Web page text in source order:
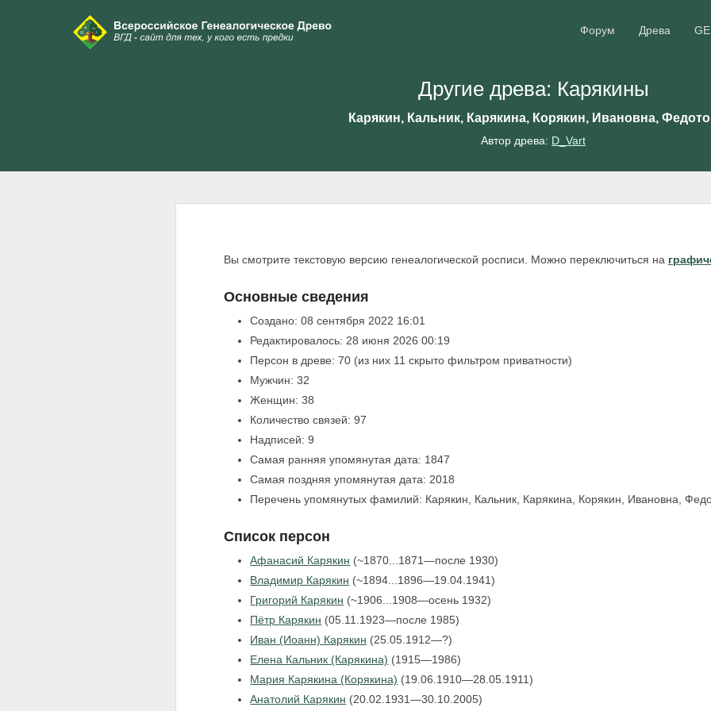
Форум Древа
Другие древа: Карякины
Карякин, Кальник, Карякина, Корякин, Ивановна,
Автор древа: D_Vart
Вы смотрите текстовую версию генеалогической росписи. Можно переключиться на
Основные сведения
Создано: 08 сентября 2022 16:01
Редактировалось: 28 июня 2026 00:19
Персон в древе: 70 (из них 11 скрыто фильтром приватности)
Мужчин: 32
Женщин: 38
Количество связей: 97
Надписей: 9
Самая ранняя упомянутая дата: 1847
Самая поздняя упомянутая дата: 2018
Перечень упомянутых фамилий: Карякин, Кальник, Карякина, Корякин, Ивановна,
Список персон
Афанасий Карякин (~1870...1871—после 1930)
Владимир Карякин (~1894...1896—19.04.1941)
Григорий Карякин (~1906...1908—осень 1932)
Пётр Карякин (05.11.1923—после 1985)
Иван (Иоанн) Карякин (25.05.1912—?)
Елена Кальник (Карякина) (1915—1986)
Мария Карякина (Корякина) (19.06.1910—28.05.1911)
Анатолий Карякин (20.02.1931—30.10.2005)